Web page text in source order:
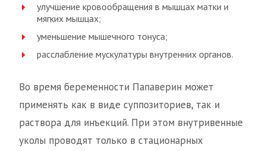
улучшение кровообращения в мышцах матки и
мягких мышцах;
уменьшение мышечного тонуса;
расслабление мускулатуры внутренних органов.
Во время беременности Папаверин может
применять как в виде суппозиториев, так и
раствора для инъекций. При этом внутривенные
уколы проводят только в стационарных